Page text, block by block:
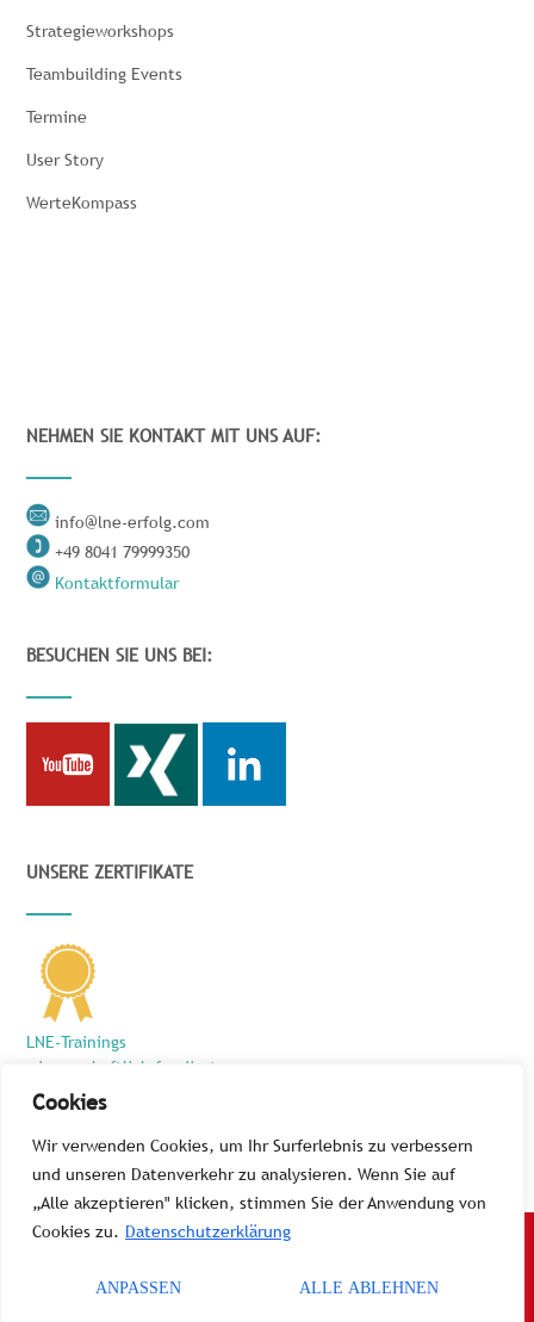
Cookies
Wir verwenden Cookies, um Ihr Surferlebnis zu verbessern
und unseren Datenverkehr zu analysieren. Wenn Sie auf
„Alle akzeptieren" klicken, stimmen Sie der Anwendung von
Cookies zu. Datenschutzerklärung
ANPASSEN ALLE ABLEHNEN
Strategieworkshops
Teambuilding Events
Termine
User Story
WerteKompass
NEHMEN SIE KONTAKT MIT UNS AUF:
info@lne-erfolg.com
+49 8041 79999350
Kontaktformular
BESUCHEN SIE UNS BEI:
UNSERE ZERTIFIKATE
LNE-Trainings
wissenschaftlich fundiert
und zielführend
Datenschutz